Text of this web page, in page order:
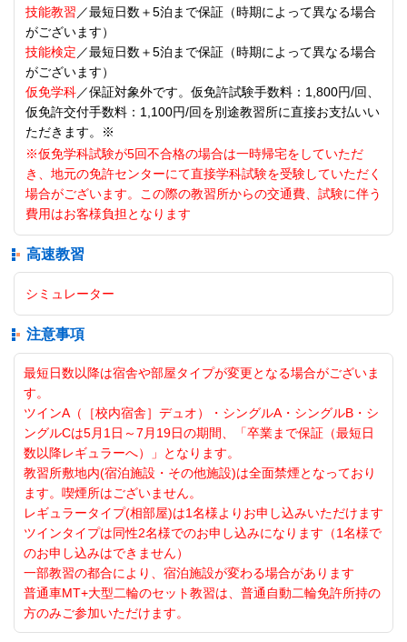
技能教習／最短日数＋5泊まで保証（時期によって異なる場合
がございます）
技能検定／最短日数＋5泊まで保証（時期によって異なる場合
がございます）
仮免学科／保証対象外です。仮免許試験手数料：1,800円/回、
仮免許交付手数料：1,100円/回を別途教習所に直接お支払いい
ただきます。※
※仮免学科試験が5回不合格の場合は一時帰宅をしていただ
き、地元の免許センターにて直接学科試験を受験していただく
場合がございます。この際の教習所からの交通費、試験に伴う
費用はお客様負担となります
高速教習
シミュレーター
注意事項
最短日数以降は宿舎や部屋タイプが変更となる場合がございま
す。
ツインA（［校内宿舎］デュオ）・シングルA・シングルB・シ
ングルCは5月1日～7月19日の期間、「卒業まで保証（最短日
数以降レギュラーへ）」となります。
教習所敷地内(宿泊施設・その他施設)は全面禁煙となっており
ます。喫煙所はございません。
レギュラータイプ(相部屋)は1名様よりお申し込みいただけます
ツインタイプは同性2名様でのお申し込みになります（1名様で
のお申し込みはできません）
一部教習の都合により、宿泊施設が変わる場合があります
普通車MT+大型二輪のセット教習は、普通自動二輪免許所持の
方のみご参加いただけます。